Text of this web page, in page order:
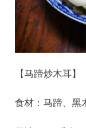
【马蹄炒木耳】
食材：马蹄、黑